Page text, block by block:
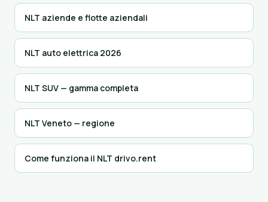
NLT aziende e flotte aziendali
NLT auto elettrica 2026
NLT SUV — gamma completa
NLT Veneto — regione
Come funziona il NLT drivo.rent